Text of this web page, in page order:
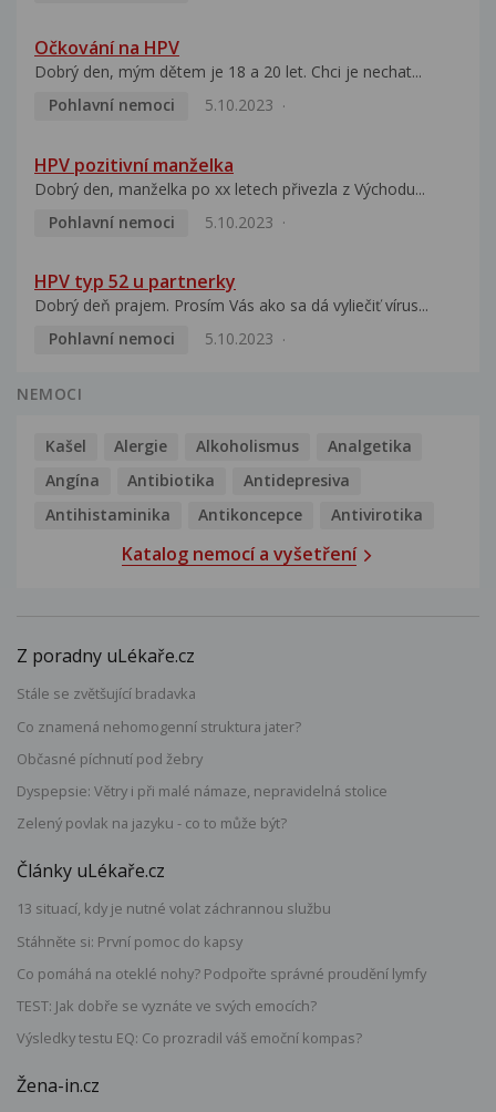
Očkování na HPV
Dobrý den, mým dětem je 18 a 20 let. Chci je nechat...
Pohlavní nemoci
5.10.2023
HPV pozitivní manželka
Dobrý den, manželka po xx letech přivezla z Východu...
Pohlavní nemoci
5.10.2023
HPV typ 52 u partnerky
Dobrý deň prajem. Prosím Vás ako sa dá vyliečiť vírus...
Pohlavní nemoci
5.10.2023
NEMOCI
Kašel Alergie Alkoholismus
Analgetika
Angína
Antibiotika
Antidepresiva
Antihistaminika
Antikoncepce Antivirotika
Katalog nemocí a vyšetření
Z poradny uLékaře.cz
Stále se zvětšující bradavka
Co znamená nehomogenní struktura jater?
Občasné píchnutí pod žebry
Dyspepsie: Větry i při malé námaze, nepravidelná stolice
Zelený povlak na jazyku - co to může být?
Články uLékaře.cz
13 situací, kdy je nutné volat záchrannou službu
Stáhněte si: První pomoc do kapsy
Co pomáhá na oteklé nohy? Podpořte správné proudění lymfy
TEST: Jak dobře se vyznáte ve svých emocích?
Výsledky testu EQ: Co prozradil váš emoční kompas?
Žena-in.cz